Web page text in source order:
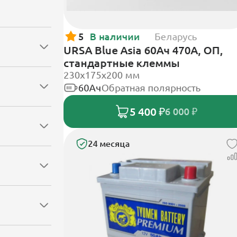
5 В наличии Беларусь
URSA Blue Asia 60Ач 470А, ОП,
стандартные клеммы
230x175x200 мм
60АчОбратная полярность
5 400 ₽6 000 ₽
24 месяца